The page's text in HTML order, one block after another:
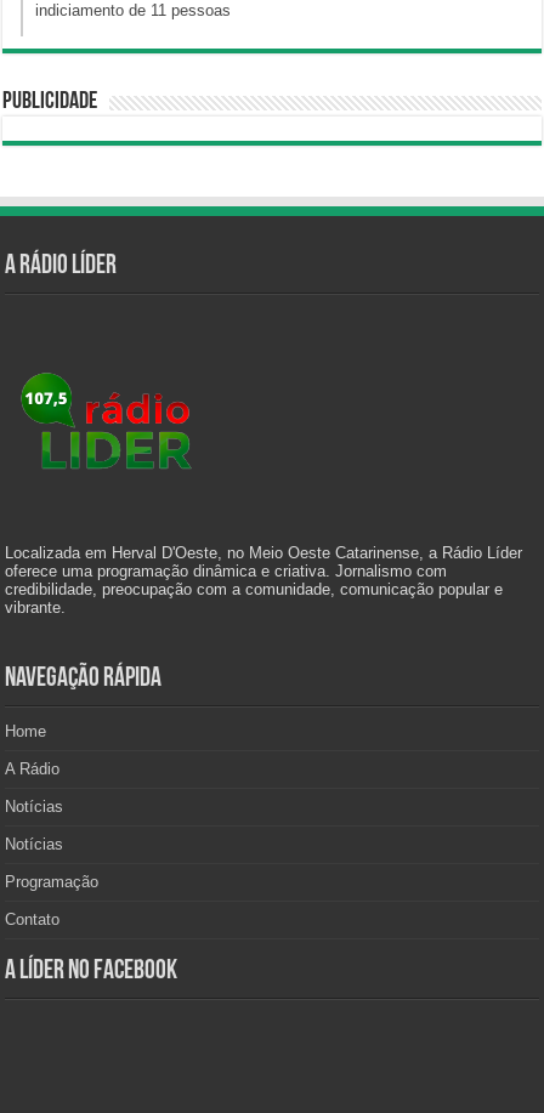
indiciamento de 11 pessoas
Publicidade
A Rádio Líder
Localizada em Herval D'Oeste, no Meio Oeste Catarinense, a Rádio Líder
oferece uma programação dinâmica e criativa. Jornalismo com
credibilidade, preocupação com a comunidade, comunicação popular e
vibrante.
Navegação Rápida
Home
A Rádio
Notícias
Notícias
Programação
Contato
A Líder no Facebook